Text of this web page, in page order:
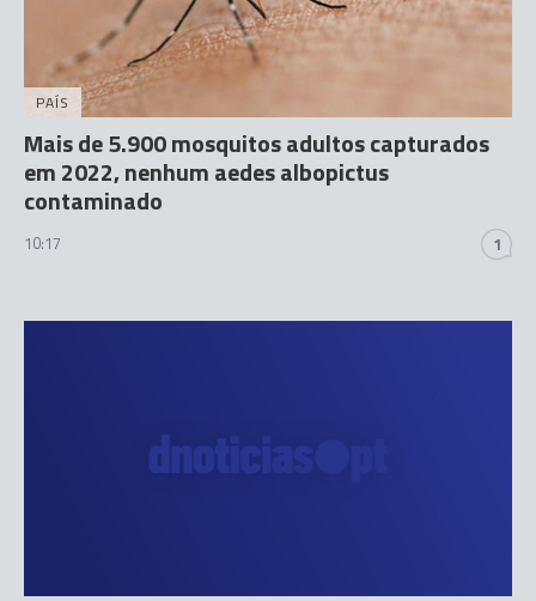
PAÍS
Mais de 5.900 mosquitos adultos capturados
em 2022, nenhum aedes albopictus
contaminado
10:17 1